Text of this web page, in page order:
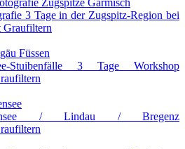
3 Tage in der Zugspitz-Region bei
Graufiltern
Stuibenfälle 3 Tage Workshop
/ Lindau / Bregenz